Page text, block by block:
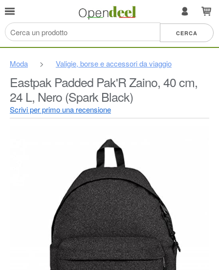
Moda > Valigie, borse e accessori da viaggio
Eastpak Padded Pak'R Zaino, 40 cm,
24 L, Nero (Spark Black)
Scrivi per primo una recensione